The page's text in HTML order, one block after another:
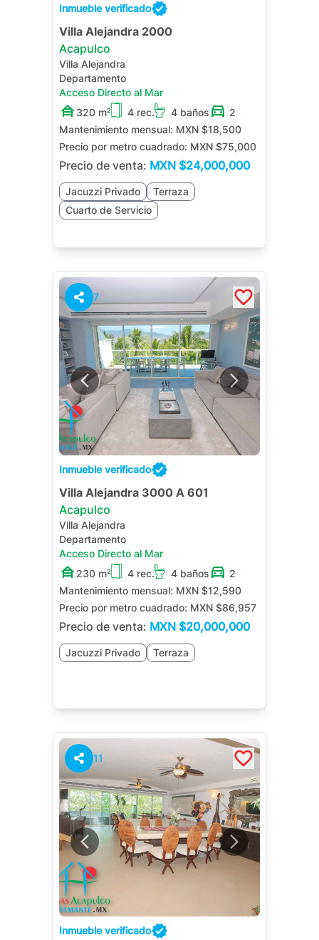
Inmueble verificado
Villa Alejandra 2000
Acapulco
Villa Alejandra
Departamento
Acceso Directo al Mar
320 m²
4 rec. 4 baños
2
Mantenimiento mensual: MXN $18,500
Precio por metro cuadrado: MXN $75,000
Precio de venta: MXN $24,000,000
Jacuzzi Privado
Terraza
Cuarto de Servicio
7
Inmueble verificado
Villa Alejandra 3000 A 601
Acapulco
Villa Alejandra
Departamento
Acceso Directo al Mar
230 m²
4 rec. 4 baños
2
Mantenimiento mensual: MXN $12,590
Precio por metro cuadrado: MXN $86,957
Precio de venta: MXN $20,000,000
Jacuzzi Privado Terraza
11
Inmueble verificado